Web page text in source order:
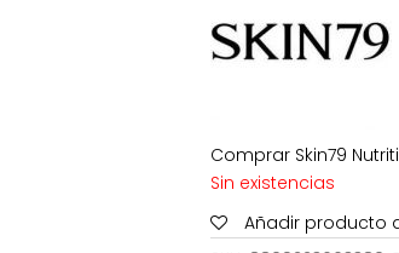
Comprar Skin79
Sin existencias
Añadir producto